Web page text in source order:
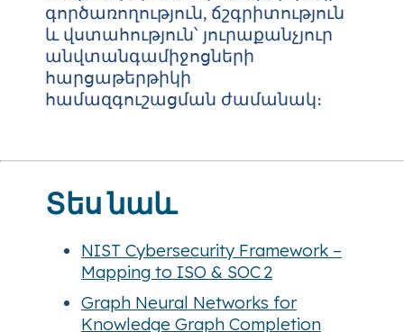
գործառողություն, ճշգրիտություն
և վստահություն՝ յուրաքանչյուր
անվտանգամիջոցների
հարցաթերթիկի
համազգուշացման ժամանակ։
Տես նաև
NIST Cybersecurity Framework –
Mapping to ISO & SOC 2
Graph Neural Networks for
Knowledge Graph Completion